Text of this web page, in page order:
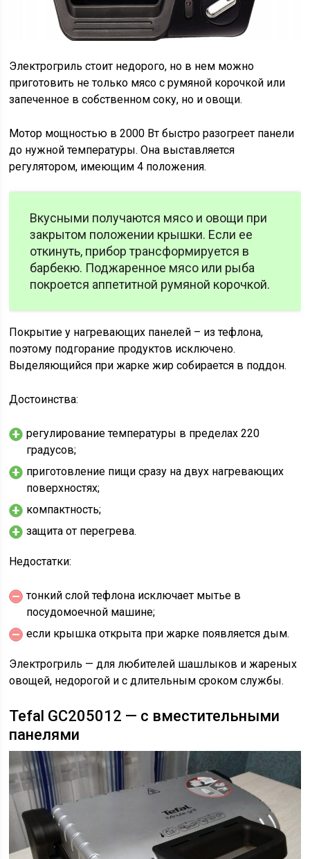
Электрогриль стоит недорого, но в нем можно
приготовить не только мясо с румяной корочкой или
запеченное в собственном соку, но и овощи.
Мотор мощностью в 2000 Вт быстро разогреет панели
до нужной температуры. Она выставляется
регулятором, имеющим 4 положения.
Вкусными получаются мясо и овощи при
закрытом положении крышки. Если ее
откинуть, прибор трансформируется в
барбекю. Поджаренное мясо или рыба
покроется аппетитной румяной корочкой.
Покрытие у нагревающих панелей – из тефлона,
поэтому подгорание продуктов исключено.
Выделяющийся при жарке жир собирается в поддон.
Достоинства:
регулирование температуры в пределах 220
градусов;
приготовление пищи сразу на двух нагревающих
поверхностях;
компактность;
защита от перегрева.
Недостатки:
тонкий слой тефлона исключает мытье в
посудомоечной машине;
если крышка открыта при жарке появляется дым.
Электрогриль — для любителей шашлыков и жареных
овощей, недорогой и с длительным сроком службы.
Tefal GC205012 — с вместительными
панелями